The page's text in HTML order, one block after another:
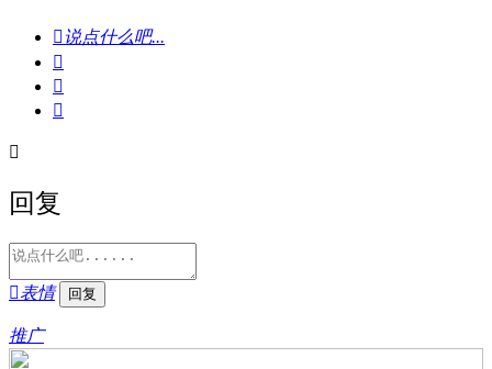
说点什么吧...




回复
表情
推广